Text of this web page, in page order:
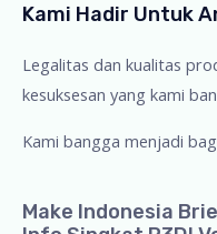
Kami Hadir Untuk
Legalitas dan kualitas
kesuksesan yang kami
Kami bangga menjadi
Make Indonesia